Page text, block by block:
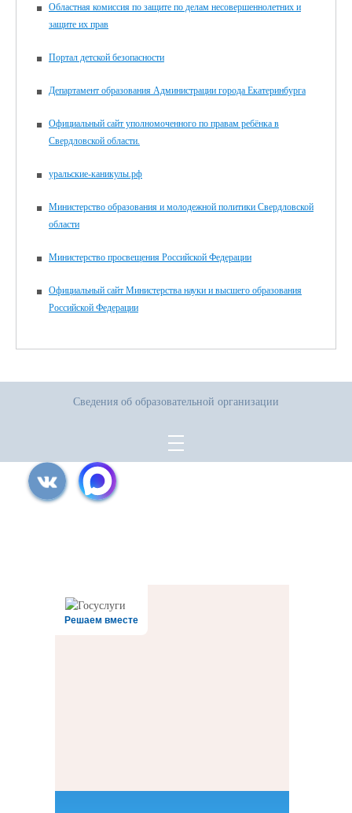
Областная комиссия по защите по делам несовершеннолетних и
защите их прав
Портал детской безопасности
Департамент образования Администрации города Екатеринбурга
Официальный сайт уполномоченного по правам ребёнка в
Свердловской области.
уральские-каникулы.рф
Министерство образования и молодежной политики Свердловской
области
Министерство просвещения Российской Федерации
Официальный сайт Министерства науки и высшего образования
Российской Федерации
Сведения об образовательной организации
Решаем вместе